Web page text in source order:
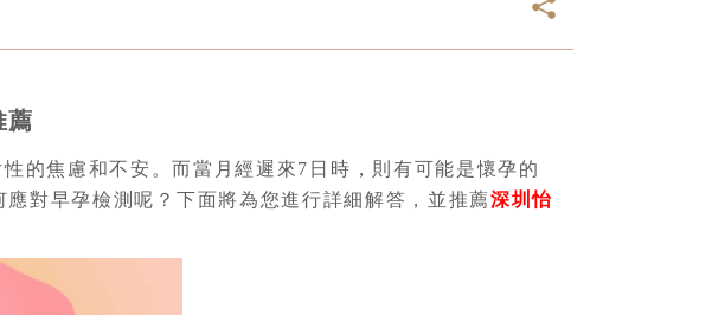
薦
的焦慮和不安。而當月經遲來7日時，則有可能是懷孕的
對早孕檢測呢？下面將為您進行詳細解答，並推薦深圳怡